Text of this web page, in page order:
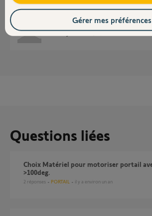
Bonne soirée
Anonyme il y a plus de 3 ans
Questions liées
Choix Matériel pour motoriser portail avec ouverture
>100deg.
2 réponses PORTAIL il y a environ un an
Gérer mes préférences